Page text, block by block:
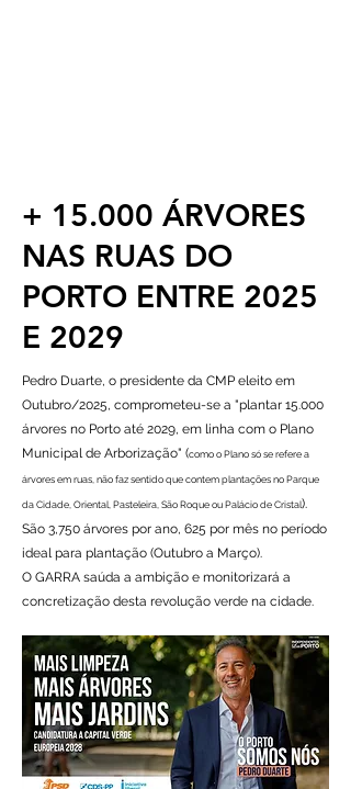
+ 15.000 ÁRVORES
NAS RUAS DO
PORTO ENTRE 2025
E 2029
Pedro Duarte, o presidente da CMP eleito em
Outubro/2025, comprometeu-se a "plantar 15.000
árvores no Porto até 2029, em linha com o Plano
Municipal de Arborização" (como o Plano só se refere a
árvores em ruas, não faz sentido que contem plantações no Parque
da Cidade, Oriental, Pasteleira, São Roque ou Palácio de Cristal).
São 3,750 árvores por ano, 625 por mês no período
ideal para plantação (Outubro a Março).
O GARRA saúda a ambição e monitorizará a
concretização desta revolução verde na cidade.